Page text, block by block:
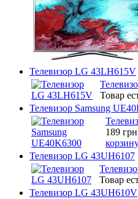
Телевизор LG 43LH615V
Товар
Телевизор Samsung
189
Телевизор LG 43UH6107
Товар
Телевизор LG 43UH610V